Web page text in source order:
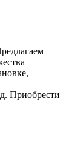
Приобрести